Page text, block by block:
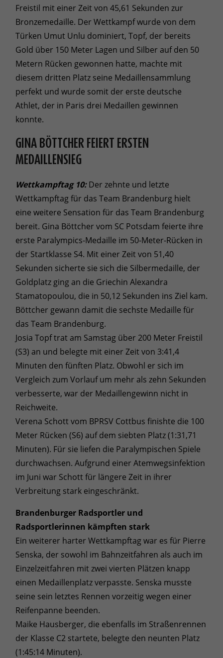
Freistil mit einer Zeit von 45,61 Sekunden zur
Bronzemedaille. Der Wettkampf wurde von dem
Türken Umut Unlu dominiert, Topf, der bereits
Gold über 150 Meter Lagen und Silber auf den 50
Metern Rücken gewonnen hatte, machte mit
diesem dritten Platz seine Medaillensammlung
perfekt und wurde somit der erste deutsche
Athlet, der in Paris drei Medaillen gewinnen
konnte.
GINA BÖTTCHER FEIERT ERSTEN
MEDAILLENSIEG
Wettkampftag 10:Der zehnte und letzte
Wettkampftag für das Team Brandenburg hielt
eine weitere Sensation für das Team Brandenburg
bereit. Gina Böttcher vom SC Potsdam feierte ihre
erste Paralympics-Medaille im 50-Meter-Rücken in
der Startklasse S4. Mit einer Zeit von 51,40
Sekunden sicherte sie sich die Silbermedaille, der
Goldplatz ging an die Griechin Alexandra
Stamatopoulou, die in 50,12 Sekunden ins Ziel kam.
Böttcher gewann damit die sechste Medaille für
das Team Brandenburg.
Josia Topf trat am Samstag über 200 Meter Freistil
(S3) an und belegte mit einer Zeit von 3:41,4
Minuten den fünften Platz. Obwohl er sich im
Vergleich zum Vorlauf um mehr als zehn Sekunden
verbesserte, war der Medaillengewinn nicht in
Reichweite.
Verena Schott vom BPRSV Cottbus finishte die 100
Meter Rücken (S6) auf dem siebten Platz (1:31,71
Minuten). Für sie liefen die Paralympischen Spiele
durchwachsen. Aufgrund einer Atemwegsinfektion
im Juni war Schott für längere Zeit in ihrer
Verbreitung stark eingeschränkt.
Brandenburger Radsportler und
Radsportlerinnen kämpften stark
Ein weiterer harter Wettkampftag war es für Pierre
Senska, der sowohl im Bahnzeitfahren als auch im
Einzelzeitfahren mit zwei vierten Plätzen knapp
einen Medaillenplatz verpasste. Senska musste
seine sein letztes Rennen vorzeitig wegen einer
Reifenpanne beenden.
Maike Hausberger, die ebenfalls im Straßenrennen
der Klasse C2 startete, belegte den neunten Platz
(1:45:14 Minuten).